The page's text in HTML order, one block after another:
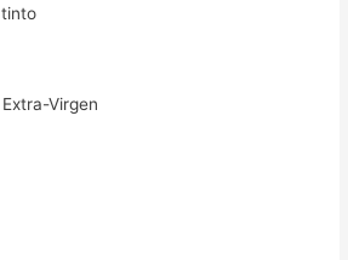
Virgen